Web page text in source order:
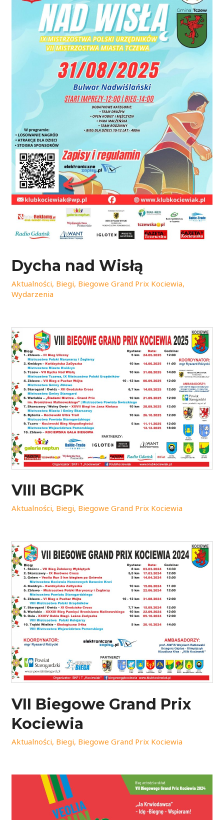
Dycha nad Wisłą
Aktualności, Biegi, Biegowe Grand Prix Kociewia,
Wydarzenia
VIII BGPK
Aktualności, Biegi, Biegowe Grand Prix Kociewia
VII Biegowe Grand Prix
Kociewia
Aktualności, Biegi, Biegowe Grand Prix Kociewia